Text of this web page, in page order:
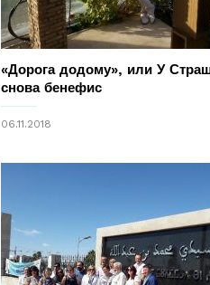
«Дорога додому», или У
снова бенефис
06.11.2018